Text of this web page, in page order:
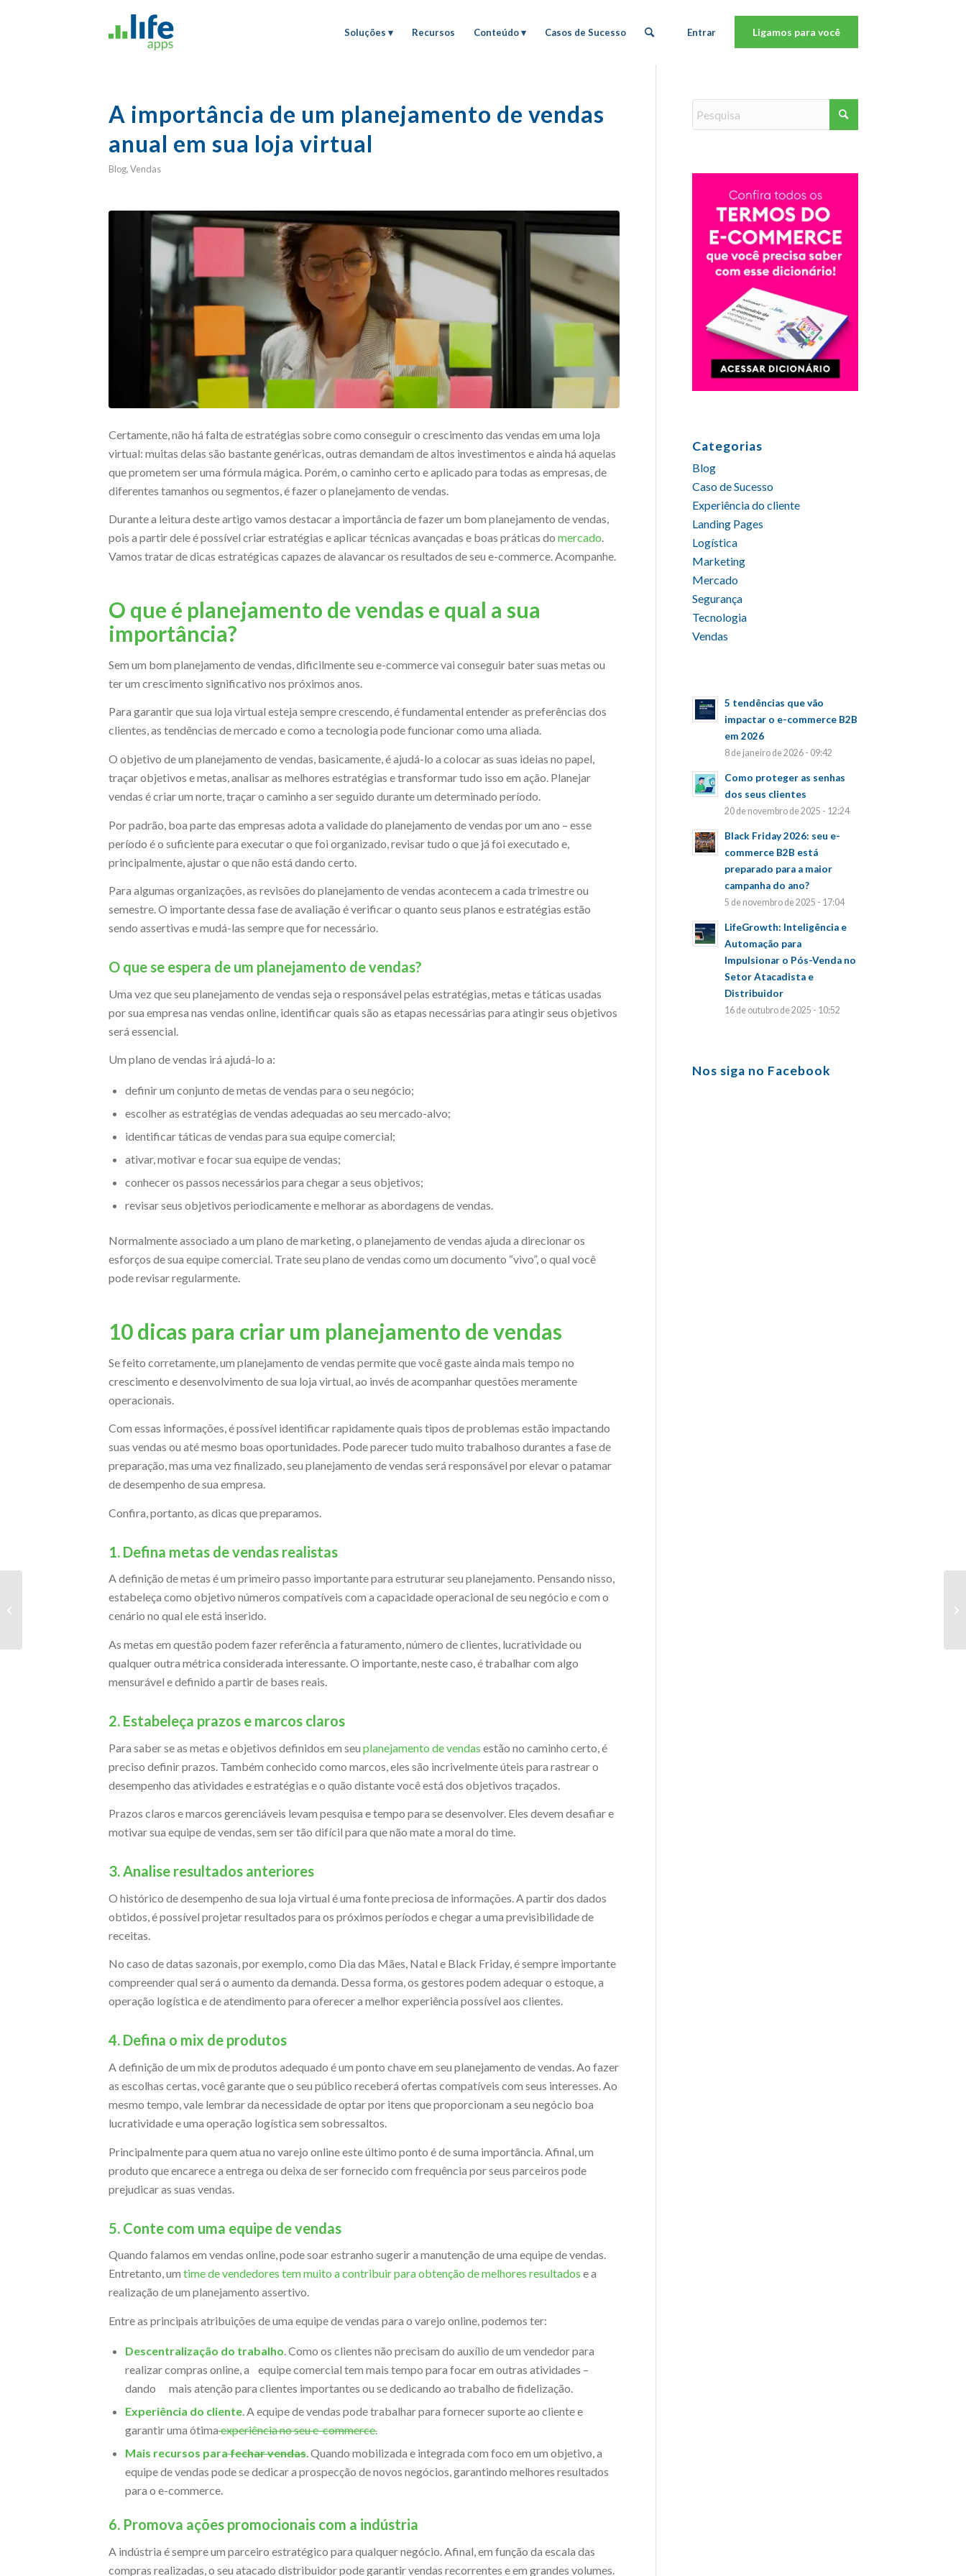
Soluções Recursos Conteúdo Casos de Sucesso Entrar Ligamos para você
A importância de um planejamento de vendas
anual em sua loja virtual
Blog,Vendas
Certamente, não há falta de estratégias sobre como conseguir o crescimento das vendas em uma loja
virtual: muitas delas são bastante genéricas, outras demandam de altos investimentos e ainda há aquelas
que prometem ser uma fórmula mágica. Porém, o caminho certo e aplicado para todas as empresas, de
diferentes tamanhos ou segmentos, é fazer o planejamento de vendas.
Durante a leitura deste artigo vamos destacar a importância de fazer um bom planejamento de vendas,
pois a partir dele é possível criar estratégias e aplicar técnicas avançadas e boas práticas do mercado.
Vamos tratar de dicas estratégicas capazes de alavancar os resultados de seu e-commerce. Acompanhe.
O que é planejamento de vendas e qual a sua
importância?
Sem um bom planejamento de vendas, dificilmente seu e-commerce vai conseguir bater suas metas ou
ter um crescimento significativo nos próximos anos.
Para garantir que sua loja virtual esteja sempre crescendo, é fundamental entender as preferências dos
clientes, as tendências de mercado e como a tecnologia pode funcionar como uma aliada.
O objetivo de um planejamento de vendas, basicamente, é ajudá-lo a colocar as suas ideias no papel,
traçar objetivos e metas, analisar as melhores estratégias e transformar tudo isso em ação. Planejar
vendas é criar um norte, traçar o caminho a ser seguido durante um determinado período.
Por padrão, boa parte das empresas adota a validade do planejamento de vendas por um ano – esse
período é o suficiente para executar o que foi organizado, revisar tudo o que já foi executado e,
principalmente, ajustar o que não está dando certo.
Para algumas organizações, as revisões do planejamento de vendas acontecem a cada trimestre ou
semestre. O importante dessa fase de avaliação é verificar o quanto seus planos e estratégias estão
sendo assertivas e mudá-las sempre que for necessário.
O que se espera de um planejamento de vendas?
Uma vez que seu planejamento de vendas seja o responsável pelas estratégias, metas e táticas usadas
por sua empresa nas vendas online, identificar quais são as etapas necessárias para atingir seus objetivos
será essencial.
Um plano de vendas irá ajudá-lo a:
definir um conjunto de metas de vendas para o seu negócio;
escolher as estratégias de vendas adequadas ao seu mercado-alvo;
identificar táticas de vendas para sua equipe comercial;
ativar, motivar e focar sua equipe de vendas;
conhecer os passos necessários para chegar a seus objetivos;
revisar seus objetivos periodicamente e melhorar as abordagens de vendas.
Normalmente associado a um plano de marketing, o planejamento de vendas ajuda a direcionar os
esforços de sua equipe comercial. Trate seu plano de vendas como um documento “vivo”, o qual você
pode revisar regularmente.
10 dicas para criar um planejamento de vendas
Se feito corretamente, um planejamento de vendas permite que você gaste ainda mais tempo no
crescimento e desenvolvimento de sua loja virtual, ao invés de acompanhar questões meramente
operacionais.
Com essas informações, é possível identificar rapidamente quais tipos de problemas estão impactando
suas vendas ou até mesmo boas oportunidades. Pode parecer tudo muito trabalhoso durantes a fase de
preparação, mas uma vez finalizado, seu planejamento de vendas será responsável por elevar o patamar
de desempenho de sua empresa.
Confira, portanto, as dicas que preparamos.
1. Defina metas de vendas realistas
A definição de metas é um primeiro passo importante para estruturar seu planejamento. Pensando nisso,
estabeleça como objetivo números compatíveis com a capacidade operacional de seu negócio e com o
cenário no qual ele está inserido.
As metas em questão podem fazer referência a faturamento, número de clientes, lucratividade ou
qualquer outra métrica considerada interessante. O importante, neste caso, é trabalhar com algo
mensurável e definido a partir de bases reais.
2. Estabeleça prazos e marcos claros
Para saber se as metas e objetivos definidos em seu planejamento de vendas estão no caminho certo, é
preciso definir prazos. Também conhecido como marcos, eles são incrivelmente úteis para rastrear o
desempenho das atividades e estratégias e o quão distante você está dos objetivos traçados.
Prazos claros e marcos gerenciáveis ​​levam pesquisa e tempo para se desenvolver. Eles devem desafiar e
motivar sua equipe de vendas, sem ser tão difícil para que não mate a moral do time.
3. Analise resultados anteriores
O histórico de desempenho de sua loja virtual é uma fonte preciosa de informações. A partir dos dados
obtidos, é possível projetar resultados para os próximos períodos e chegar a uma previsibilidade de
receitas.
No caso de datas sazonais, por exemplo, como Dia das Mães, Natal e Black Friday, é sempre importante
compreender qual será o aumento da demanda. Dessa forma, os gestores podem adequar o estoque, a
operação logística e de atendimento para oferecer a melhor experiência possível aos clientes.
4. Defina o mix de produtos
A definição de um mix de produtos adequado é um ponto chave em seu planejamento de vendas. Ao fazer
as escolhas certas, você garante que o seu público receberá ofertas compatíveis com seus interesses. Ao
mesmo tempo, vale lembrar da necessidade de optar por itens que proporcionam a seu negócio boa
lucratividade e uma operação logística sem sobressaltos.
Principalmente para quem atua no varejo online este último ponto é de suma importância. Afinal, um
produto que encarece a entrega ou deixa de ser fornecido com frequência por seus parceiros pode
prejudicar as suas vendas.
5. Conte com uma equipe de vendas
Quando falamos em vendas online, pode soar estranho sugerir a manutenção de uma equipe de vendas.
Entretanto, um time de vendedores tem muito a contribuir para obtenção de melhores resultados e a
realização de um planejamento assertivo.
Entre as principais atribuições de uma equipe de vendas para o varejo online, podemos ter:
Descentralização do trabalho. Como os clientes não precisam do auxílio de um vendedor para
realizar compras online, a equipe comercial tem mais tempo para focar em outras atividades –
dando mais atenção para clientes importantes ou se dedicando ao trabalho de fidelização.
Experiência do cliente. A equipe de vendas pode trabalhar para fornecer suporte ao cliente e
garantir uma ótimaexperiência no seu e-commerce.
Mais recursos parafechar vendas. Quando mobilizada e integrada com foco em um objetivo, a
equipe de vendas pode se dedicar a prospecção de novos negócios, garantindo melhores resultados
para o e-commerce.
6. Promova ações promocionais com a indústria
A indústria é sempre um parceiro estratégico para qualquer negócio. Afinal, em função da escala das
compras realizadas, o seu atacado distribuidor pode garantir vendas recorrentes e em grandes volumes.
Categorias
Blog
Caso de Sucesso
Experiência do cliente
Landing Pages
Logística
Marketing
Mercado
Segurança
Tecnologia
Vendas
5 tendências que vão
impactar o e-commerce B2B
em 2026
8 de janeiro de 2026 - 09:42
Como proteger as senhas
dos seus clientes
20 de novembro de 2025 - 12:24
Black Friday 2026: seu e-
commerce B2B está
preparado para a maior
campanha do ano?
5 de novembro de 2025 - 17:04
LifeGrowth: Inteligência e
Automação para
Impulsionar o Pós-Venda no
Setor Atacadista e
Distribuidor
16 de outubro de 2025 - 10:52
Nos siga no Facebook
capaz de interpretá-